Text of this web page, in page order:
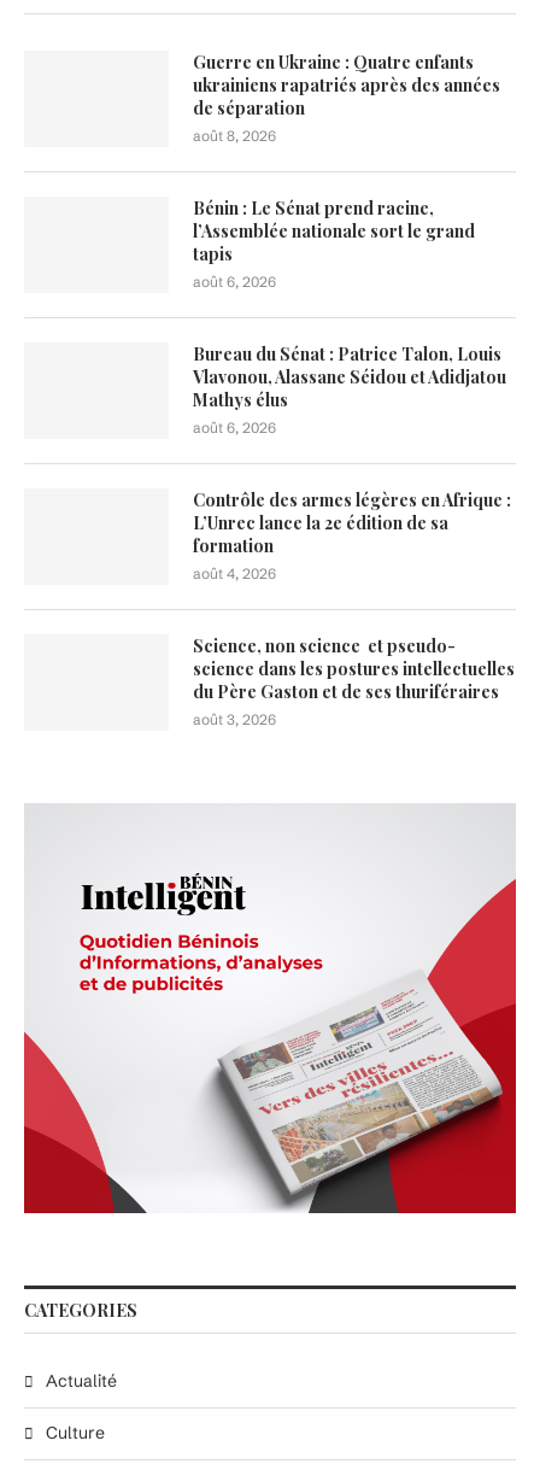
Guerre en Ukraine : Quatre enfants
ukrainiens rapatriés après des années
de séparation
août 8, 2026
Bénin : Le Sénat prend racine,
l’Assemblée nationale sort le grand
tapis
août 6, 2026
Bureau du Sénat : Patrice Talon, Louis
Vlavonou, Alassane Séidou et Adidjatou
Mathys élus
août 6, 2026
Contrôle des armes légères en Afrique :
L’Unrec lance la 2e édition de sa
formation
août 4, 2026
Science, non science et pseudo-
science dans les postures intellectuelles
du Père Gaston et de ses thuriféraires
août 3, 2026
CATEGORIES
Actualité
Culture